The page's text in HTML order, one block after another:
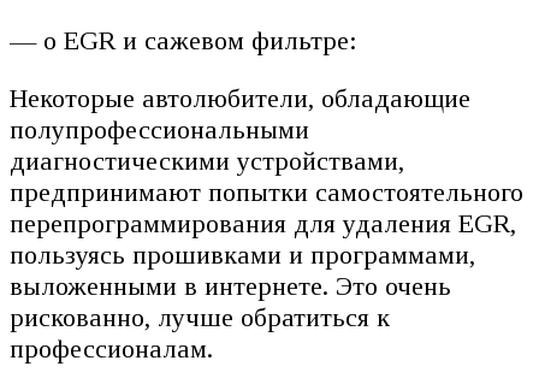
— о EGR и сажевом фильтре:
Некоторые автолюбители, обладающие
полупрофессиональными
диагностическими устройствами,
предпринимают попытки самостоятельного
перепрограммирования для удаления EGR,
пользуясь прошивками и программами,
выложенными в интернете. Это очень
рискованно, лучше обратиться к
профессионалам.